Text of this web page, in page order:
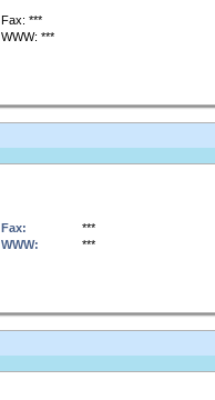
Fax: ***
WWW: ***
Fax:
***
WWW: ***